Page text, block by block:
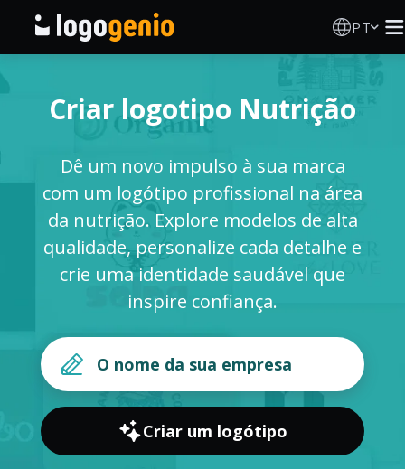
PT
Gerador de logótipos IA
Ideias de logótipos
Produtos impressos
Sobre
INICIAR SESSÃO
Criar logotipo Nutrição
Dê um novo impulso à sua marca
com um logótipo profissional na área
da nutrição. Explore modelos de alta
qualidade, personalize cada detalhe e
crie uma identidade saudável que
inspire confiança.
Criar um logótipo